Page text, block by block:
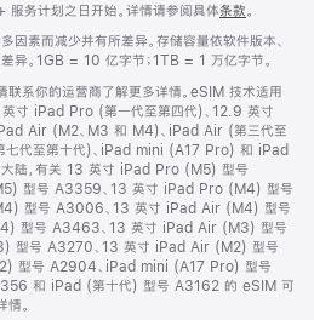
务计划之日开始。详情请参阅具体条款。
因素而减少并有所差异。存储容量依软件版本、
异。1GB = 10 亿字节；1TB = 1 万亿字节。
联系你的运营商了解更多详情。eSIM 技术适用
寸 iPad Pro (第一代至第四代)、12.9 英寸
Air (M2、M3 和 M4)、iPad Air (第三代至
七代至第十代)、iPad mini (A17 Pro) 和 iPad
大陆，有关 13 英寸 iPad Pro (M5) 型号
型号 A3359、13 英寸 iPad Pro (M4) 型号
型号 A3006、13 英寸 iPad Air (M4) 型号
型号 A3463、13 英寸 iPad Air (M3) 型号
型号 A3270、13 英寸 iPad Air (M2) 型号
型号 A2904、iPad mini (A17 Pro) 型号
和 iPad (第十代) 型号 A3162 的 eSIM 可
。